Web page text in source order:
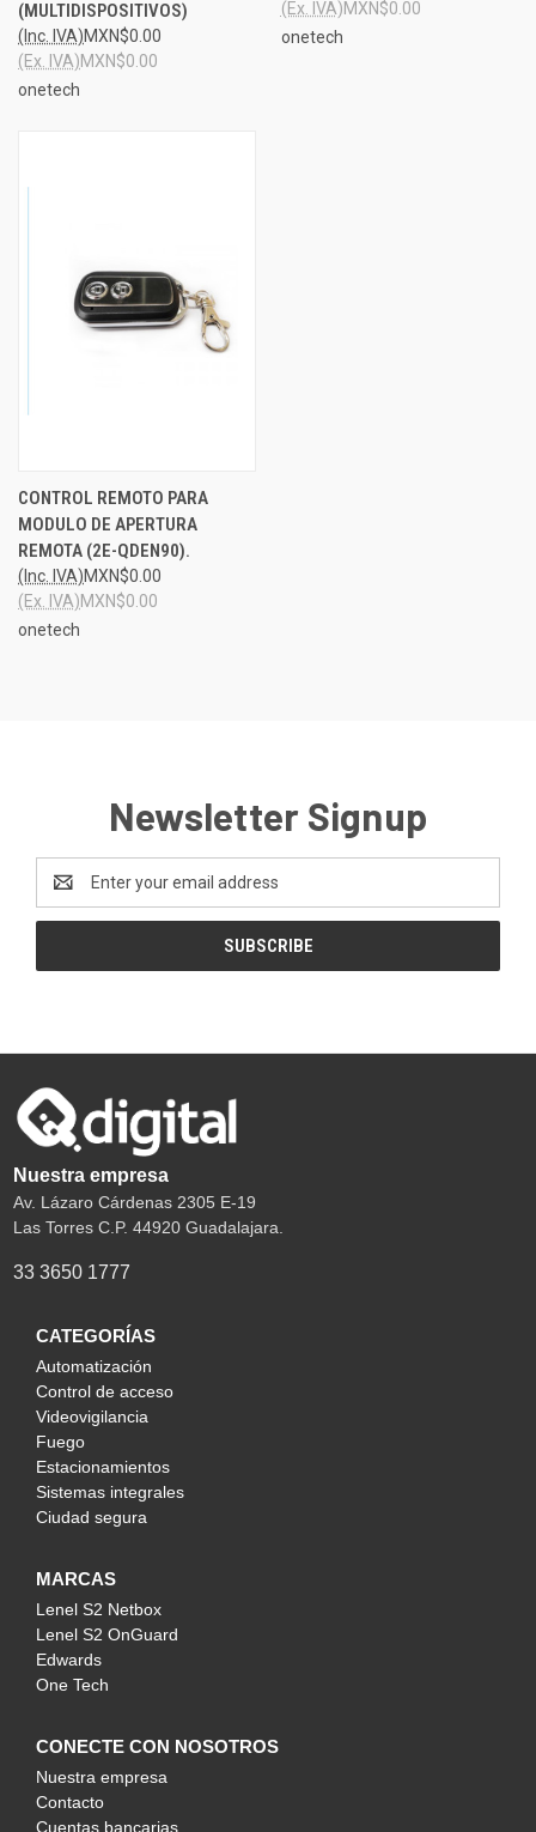
(MULTIDISPOSITIVOS)
MXN$0.00
(Inc. IVA)
MXN$0.00
(Ex. IVA)
onetech
MXN$0.00
(Ex. IVA)
onetech
CONTROL REMOTO PARA
MODULO DE APERTURA
REMOTA (2E-QDEN90).
MXN$0.00
(Inc. IVA)
MXN$0.00
(Ex. IVA)
onetech
Newsletter Signup
Address
Nuestra empresa
Av. Lázaro Cárdenas 2305 E-19
Las Torres C.P. 44920 Guadalajara.
33 3650 1777
CATEGORÍAS
Automatización
Control de acceso
Videovigilancia
Fuego
Estacionamientos
Sistemas integrales
Ciudad segura
MARCAS
Lenel S2 Netbox
Lenel S2 OnGuard
Edwards
One Tech
CONECTE CON NOSOTROS
Nuestra empresa
Contacto
Cuentas bancarias